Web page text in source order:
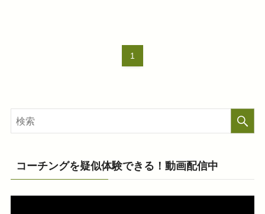
1
コーチングを疑似体験できる！動画配信中